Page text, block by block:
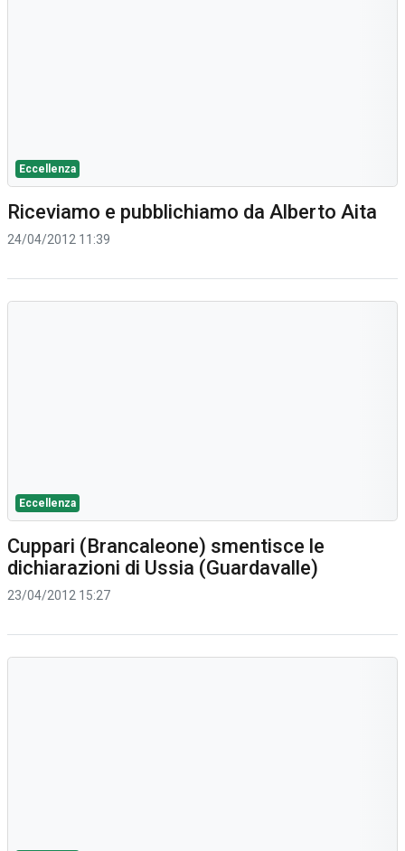
Eccellenza
Riceviamo e pubblichiamo da Alberto Aita
24/04/2012 11:39
Eccellenza
Cuppari (Brancaleone) smentisce le
dichiarazioni di Ussia (Guardavalle)
23/04/2012 15:27